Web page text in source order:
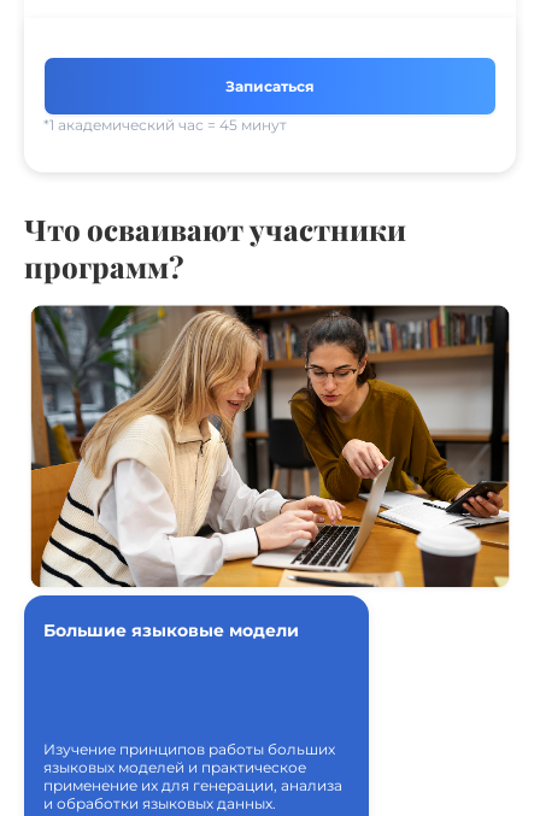
Записаться
*1 академический час = 45 минут
Что осваивают участники
программ?
Большие языковые модели
Изучение принципов работы больших
языковых моделей и практическое
применение их для генерации, анализа
и обработки языковых данных.